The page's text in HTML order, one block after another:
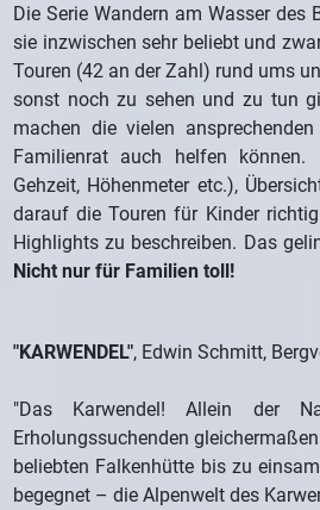
Die Serie Wandern am Wasser
sie inzwischen sehr beliebt und
Touren (42 an der Zahl) rund ums
sonst noch zu sehen und zu tun
machen die vielen
Familienrat auch helfen können.
Gehzeit, Höhenmeter etc.),
darauf die Touren für Kinder
Highlights zu beschreiben. Das
Nicht nur für Familien toll!
"KARWENDEL", Edwin Schmitt,
"Das Karwendel! Allein der
Erholungssuchenden
beliebten Falkenhütte bis zu
begegnet – die Alpenwelt des